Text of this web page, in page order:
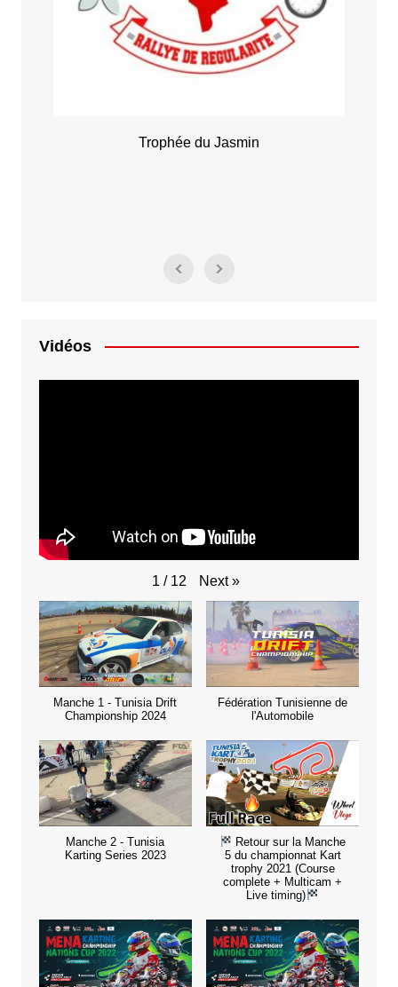
Trophée du Jasmin
Vidéos
1 / 12 Next »
Manche 1 - Tunisia Drift
Championship 2024
Fédération Tunisienne de
l'Automobile
Manche 2 - Tunisia
Karting Series 2023
Retour sur la Manche
5 du championnat Kart
trophy 2021 (Course
complete + Multicam +
Live timing)